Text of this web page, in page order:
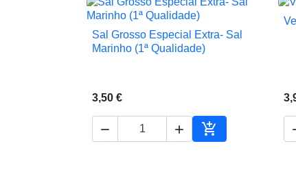
 Vista rápida
Sal Grosso Especial Extra- Sal
Marinho (1ª Qualidade)
3,50 €
  
Adicionar ao